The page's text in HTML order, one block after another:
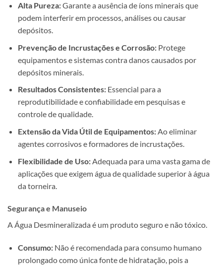
Alta Pureza:Garante a ausência de íons minerais que
podem interferir em processos, análises ou causar
depósitos.
Prevenção de Incrustações e Corrosão:Protege
equipamentos e sistemas contra danos causados por
depósitos minerais.
Resultados Consistentes:Essencial para a
reprodutibilidade e confiabilidade em pesquisas e
controle de qualidade.
Extensão da Vida Útil de Equipamentos:Ao eliminar
agentes corrosivos e formadores de incrustações.
Flexibilidade de Uso:Adequada para uma vasta gama de
aplicações que exigem água de qualidade superior à água
da torneira.
Segurança e Manuseio
A Água Desmineralizada é um produto seguro e não tóxico.
Consumo:Não é recomendada para consumo humano
prolongado como única fonte de hidratação, pois a